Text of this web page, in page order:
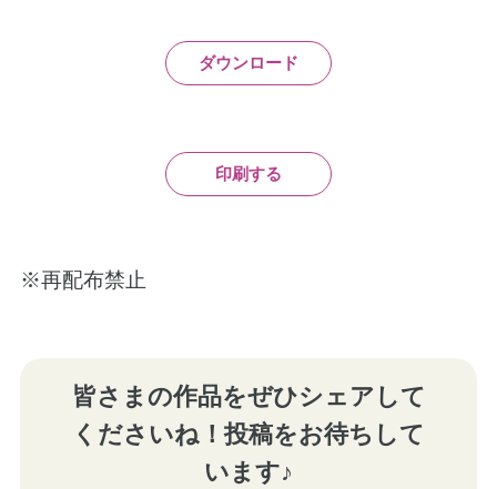
ダウンロード
印刷する
※再配布禁止
皆さまの作品をぜひシェアして
くださいね！投稿をお待ちして
います♪